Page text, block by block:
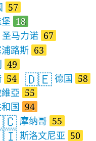
57
18
圣马力诺 67
路斯 63
49
54 🇩🇪 德国 58
亞 55
国 94
摩纳哥 55
斯洛文尼亚 50